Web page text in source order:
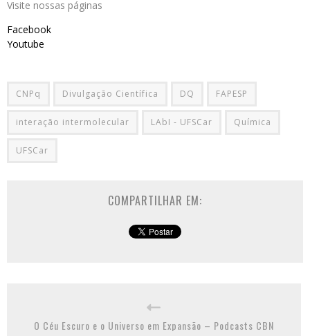
Visite nossas páginas
Facebook
Youtube
CNPq Divulgação Científica DQ FAPESP
interação intermolecular LAbI - UFSCar Química
UFSCar
COMPARTILHAR EM:
O Céu Escuro e o Universo em Expansão – Podcasts CBN